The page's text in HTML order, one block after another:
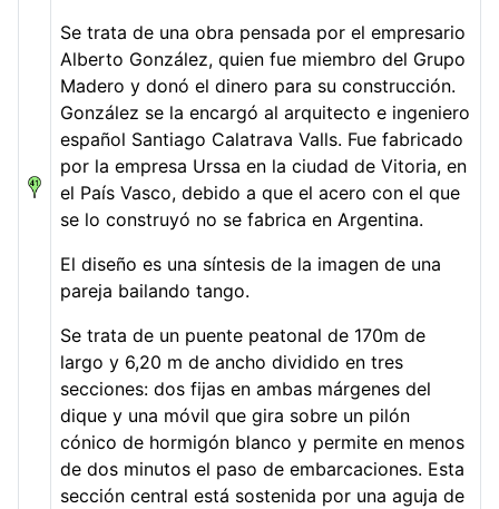
Se trata de una obra pensada por el empresario
Alberto González, quien fue miembro del Grupo
Madero y donó el dinero para su construcción.
González se la encargó al arquitecto e ingeniero
español Santiago Calatrava Valls. Fue fabricado
por la empresa Urssa en la ciudad de Vitoria, en
el País Vasco, debido a que el acero con el que
se lo construyó no se fabrica en Argentina.
El diseño es una síntesis de la imagen de una
pareja bailando tango.
Se trata de un puente peatonal de 170m de
largo y 6,20 m de ancho dividido en tres
secciones: dos fijas en ambas márgenes del
dique y una móvil que gira sobre un pilón
cónico de hormigón blanco y permite en menos
de dos minutos el paso de embarcaciones. Esta
sección central está sostenida por una aguja de